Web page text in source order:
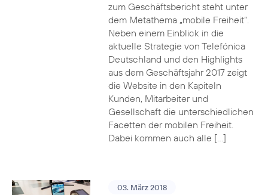
zum Geschäftsbericht steht unter
dem Metathema „mobile Freiheit“.
Neben einem Einblick in die
aktuelle Strategie von Telefónica
Deutschland und den Highlights
aus dem Geschäftsjahr 2017 zeigt
die Website in den Kapiteln
Kunden, Mitarbeiter und
Gesellschaft die unterschiedlichen
Facetten der mobilen Freiheit.
Dabei kommen auch alle […]
03. März 2018